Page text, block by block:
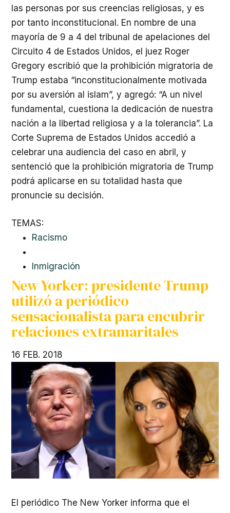
las personas por sus creencias religiosas, y es
por tanto inconstitucional. En nombre de una
mayoría de 9 a 4 del tribunal de apelaciones del
Circuito 4 de Estados Unidos, el juez Roger
Gregory escribió que la prohibición migratoria de
Trump estaba “inconstitucionalmente motivada
por su aversión al islam”, y agregó: “A un nivel
fundamental, cuestiona la dedicación de nuestra
nación a la libertad religiosa y a la tolerancia”. La
Corte Suprema de Estados Unidos accedió a
celebrar una audiencia del caso en abril, y
sentenció que la prohibición migratoria de Trump
podrá aplicarse en su totalidad hasta que
pronuncie su decisión.
TEMAS:
Racismo
Inmigración
New Yorker: presidente Trump
utilizó a periódico
sensacionalista para encubrir
relaciones extramaritales
16 FEB. 2018
El periódico The New Yorker informa que el